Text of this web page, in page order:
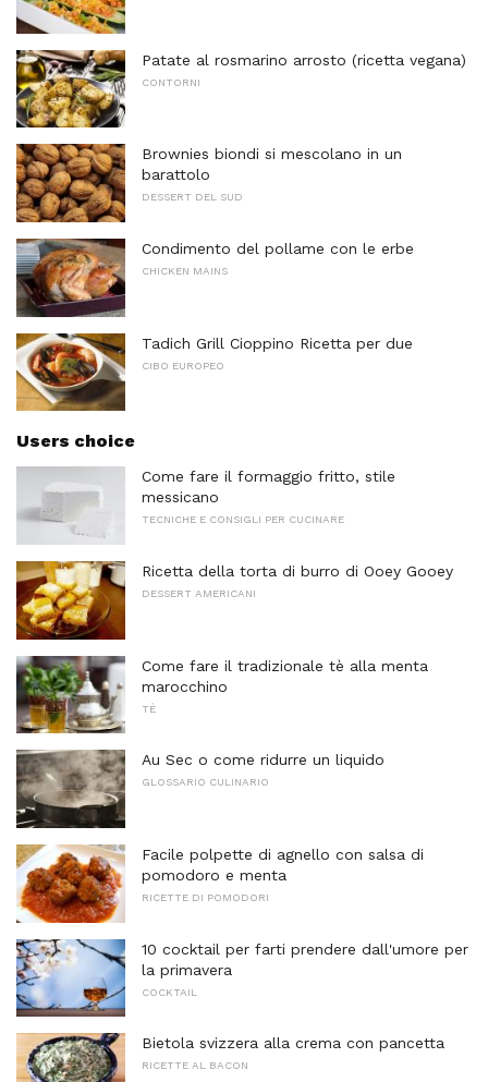
Patate al rosmarino arrosto (ricetta vegana)
CONTORNI
Brownies biondi si mescolano in un
barattolo
DESSERT DEL SUD
Condimento del pollame con le erbe
CHICKEN MAINS
Tadich Grill Cioppino Ricetta per due
CIBO EUROPEO
Users choice
Come fare il formaggio fritto, stile
messicano
TECNICHE E CONSIGLI PER CUCINARE
Ricetta della torta di burro di Ooey Gooey
DESSERT AMERICANI
Come fare il tradizionale tè alla menta
marocchino
TÈ
Au Sec o come ridurre un liquido
GLOSSARIO CULINARIO
Facile polpette di agnello con salsa di
pomodoro e menta
RICETTE DI POMODORI
10 cocktail per farti prendere dall'umore per
la primavera
COCKTAIL
Bietola svizzera alla crema con pancetta
RICETTE AL BACON